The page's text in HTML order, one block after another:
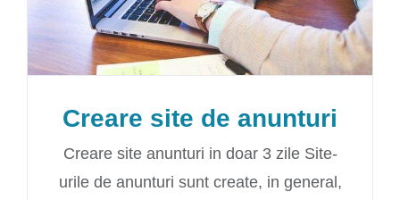
Creare site de anunturi
Creare site anunturi in doar 3 zile Site-
urile de anunturi sunt create, in general,